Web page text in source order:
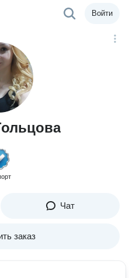
Войти
Чат
заказ